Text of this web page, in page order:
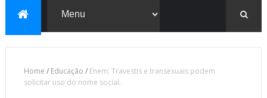
Home / Educação / Enem: Travestis e transexuais podem
solicitar uso do nome social.